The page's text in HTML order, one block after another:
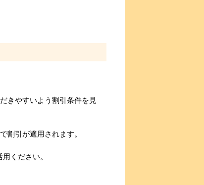
きやすいよう割引条件を見
割引が適用されます。
ください。